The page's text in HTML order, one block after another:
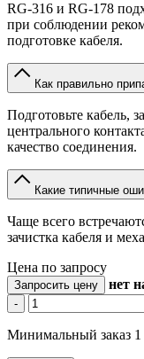
RG-316 и RG-178
при соблюдении
подготовке кабеля.
Как правильно
Подготовьте кабель,
центрального
качество соединения.
Какие типичные
Чаще всего
зачистка кабеля и
Цена по запросу
Запросить цену нет
-
Минимальный заказ 1